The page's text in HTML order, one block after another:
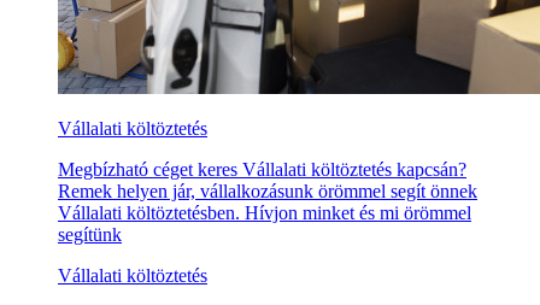
Vállalati költöztetés
Megbízható céget keres Vállalati költöztetés kapcsán?
Remek helyen jár, vállalkozásunk örömmel segít önnek
Vállalati költöztetésben. Hívjon minket és mi örömmel
segítünk
Vállalati költöztetés